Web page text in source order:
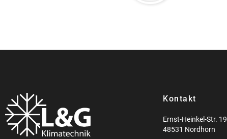
Kontakt
Ernst-Heinkel-Str. 19
48531 Nordhorn